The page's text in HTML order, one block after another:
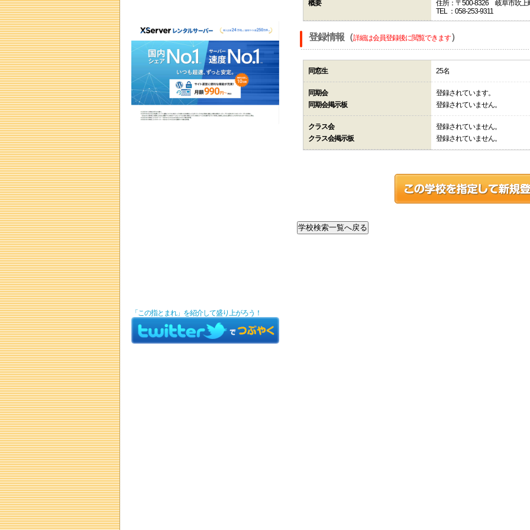
概要
住所：〒500-8326 岐阜市吹上
TEL ：058-253-9311
登録情報（詳細は会員登録後に閲覧できます）
同窓生 25名
同期会
同期会掲示板
登録されています。
登録されていません。
クラス会
クラス会掲示板
登録されていません。
登録されていません。
「この指とまれ」を紹介して盛り上がろう！